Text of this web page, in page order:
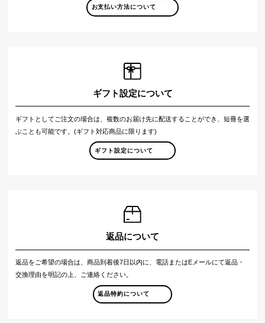
お支払い方法について
ギフト設定について
ギフトとしてご注文の場合は、複数のお届け先に配送することができ、短冊を選
ぶことも可能です。(ギフト対応商品に限ります)
ギフト設定について
返品について
返品をご希望の場合は、商品到着後7日以内に、電話またはEメールにて返品・
交換理由を明記の上、ご連絡ください。
返品特約について